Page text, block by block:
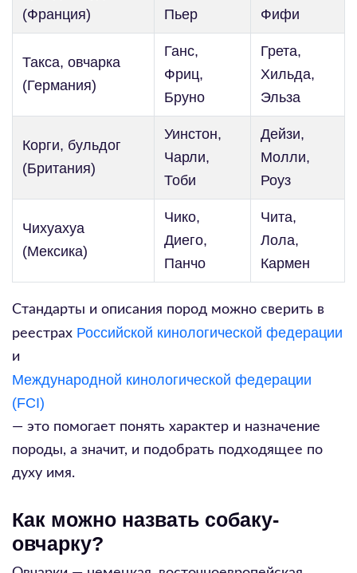
(Франция)
Пьер
Фифи
Такса, овчарка
(Германия)
Ганс,
Фриц,
Бруно
Грета,
Хильда,
Эльза
Корги, бульдог
(Британия)
Уинстон,
Чарли,
Тоби
Дейзи,
Молли,
Роуз
Чихуахуа
(Мексика)
Чико,
Диего,
Панчо
Чита,
Лола,
Кармен
Стандарты и описания пород можно сверить в
реестрах Российской кинологической федерации
и
Международной кинологической федерации
(FCI)
— это помогает понять характер и назначение
породы, а значит, и подобрать подходящее по
духу имя.
Как можно назвать собаку-
овчарку?